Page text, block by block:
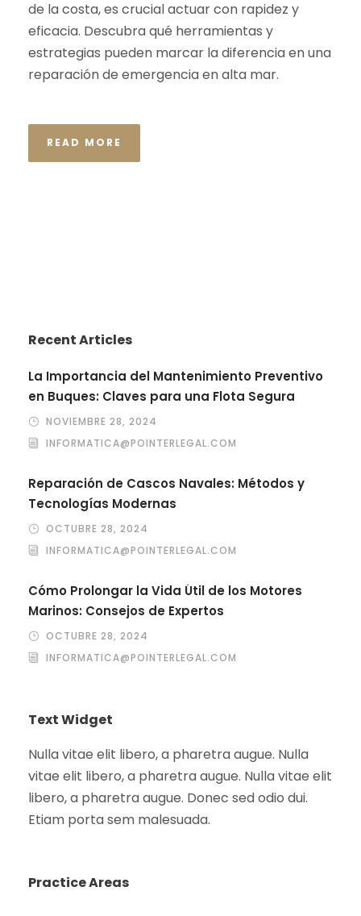
de la costa, es crucial actuar con rapidez y
eficacia. Descubra qué herramientas y
estrategias pueden marcar la diferencia en una
reparación de emergencia en alta mar.
READ MORE
Recent Articles
La Importancia del Mantenimiento Preventivo
en Buques: Claves para una Flota Segura
NOVIEMBRE 28, 2024
INFORMATICA@POINTERLEGAL.COM
Reparación de Cascos Navales: Métodos y
Tecnologías Modernas
OCTUBRE 28, 2024
INFORMATICA@POINTERLEGAL.COM
Cómo Prolongar la Vida Útil de los Motores
Marinos: Consejos de Expertos
OCTUBRE 28, 2024
INFORMATICA@POINTERLEGAL.COM
Text Widget
Nulla vitae elit libero, a pharetra augue. Nulla
vitae elit libero, a pharetra augue. Nulla vitae elit
libero, a pharetra augue. Donec sed odio dui.
Etiam porta sem malesuada.
Practice Areas